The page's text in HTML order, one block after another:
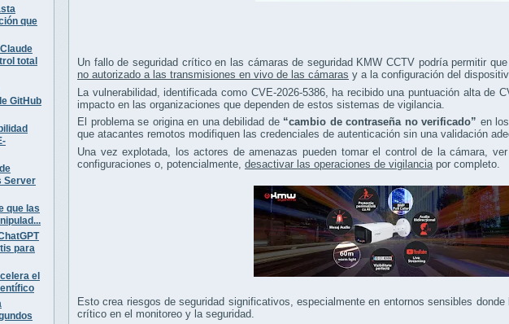
que
total
GitHub
Server
que las
para
el
Un fallo de seguridad crítico en las cámaras de seguridad KMW CCTV podría permitir
no autorizado a las transmisiones en vivo de las cámaras y a la configuración del
La vulnerabilidad, identificada como CVE-2026-5386, ha recibido una puntuación alta de
impacto en las organizaciones que dependen de estos sistemas de vigilancia.
El problema se origina en una debilidad de “cambio de contraseña no verificado” en
que atacantes remotos modifiquen las credenciales de autenticación sin una validación
Una vez explotada, los actores de amenazas pueden tomar el control de la cámara,
configuraciones o, potencialmente, desactivar las operaciones de vigilancia por completo.
Esto crea riesgos de seguridad significativos, especialmente en entornos sensibles
crítico en el monitoreo y la seguridad.